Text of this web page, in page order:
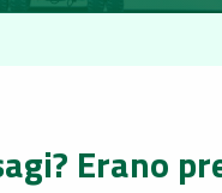
Erano